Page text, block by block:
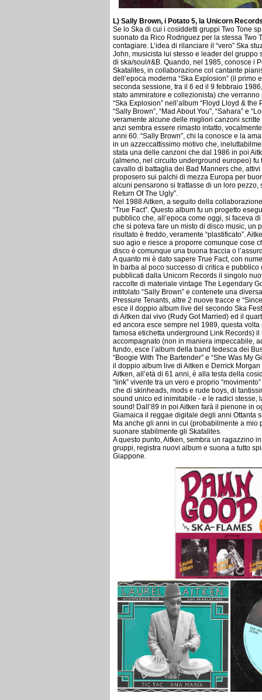
L) Sally Brown, i Potato 5, la Unicorn
Se lo Ska di cui i cosiddetti gruppi Two Tone
suonato da Rico Rodriguez per la stessa Two
contagiare. L’idea di rilanciare il “vero” Ska
John, musicista lui stesso e leader del
di ska/soul/r&B. Quando, nel 1985, conosce i
Skatalites, in collaborazione col cantante
dell’epoca moderna “Ska Explosion” (il primo
seconda sessione, tra il 6 ed il 9 febbraio
stato ammiratore e collezionista) che
“Ska Explosion” nell’album “Floyd Lloyd &
“Sally Brown”, “Mad About You”, “Sahara” e
veramente alcune delle migliori canzoni
anzi sembra essere rimasto intatto,
anni 60. “Sally Brown”, chi la conosce e la
in un azzeccattissimo motivo che,
stata una delle canzoni che dal 1986 in poi
(almeno, nel circuito underground europeo) fu
cavallo di battaglia dei Bad Manners che,
proposero sui palchi di mezza Europa per
alcuni pensarono si trattasse di un loro pezzo,
Return Of The Ugly”.
Nel 1988 Aitken, a seguito della
“True Fact”. Questo album fu un progetto
pubblico che, all’epoca come oggi, si faceva
che si poteva fare un misto di disco music, un
risultato è freddo, veramente “plastificato”.
suo agio e riesce a proporre comunque cose
disco è comunque una buona traccia o
A quanto mi è dato sapere True Fact, con
In barba al poco successo di critica e
pubblicati dalla Unicorn Records il singolo
raccolte di materiale vintage The Legendary
intitolato “Sally Brown” e contenete una
Pressure Tenants, altre 2 nuove tracce e
esce il doppio album live del secondo Ska
di Aitken dal vivo (Rudy Got Married) ed il
ed ancora esce sempre nel 1989, questa
famosa etichetta underground Link Records)
accompagnato (non in maniera impeccabile,
fundo, esce l’album della band tedesca dei
“Boogie With The Bartender” e “She Was My
il doppio album live di Aitken e Derrick Morgan
Aitken, all’età di 61 anni, è alla testa della
“link” vivente tra un vero e proprio
che di skinheads, mods e rude boys, di
sound unico ed inimitabile - e le radici stesse,
sound! Dall’89 in poi Aitken farà il pienone in
Giamaica il reggae digitale degli anni Ottanta
Ma anche gli anni in cui (probabilmente a mio
suonare stabilmente gli Skatalites.
A questo punto, Aitken, sembra un ragazzino
gruppi, registra nuovi album e suona a tutto
Giappone.